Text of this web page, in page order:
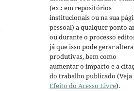
(ex.: em repositórios
institucionais ou na sua
pessoal) a qualquer ponto
ou durante o processo
já que isso pode gerar
produtivas, bem como
aumentar o impacto e a
do trabalho publicado (Veja
Efeito do Acesso Livre).